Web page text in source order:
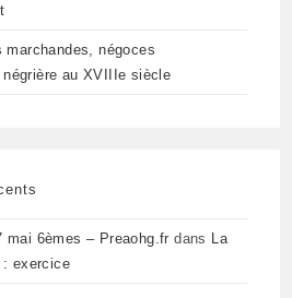
marchandes, négoces
au XVIIIe siècle
mai 6èmes – Preaohg.fr dans
La
: exercice